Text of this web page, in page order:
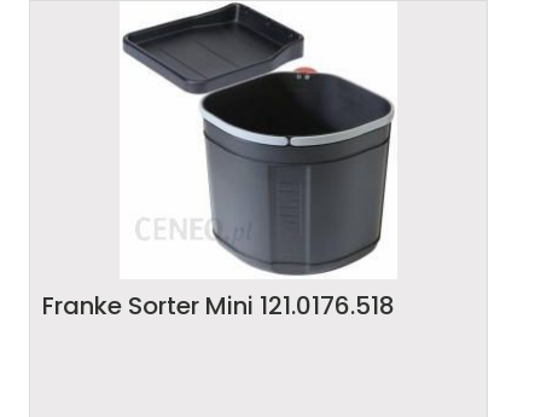
Franke Sorter Mini 121.0176.518